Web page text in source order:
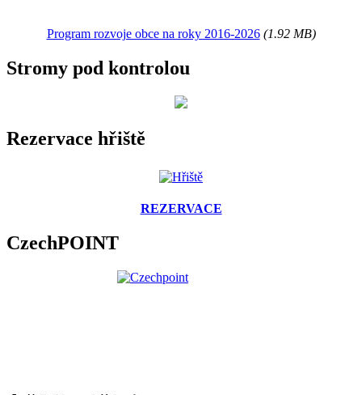
Program rozvoje obce na roky 2016-2026(1.92 MB)
Stromy pod kontrolou
Rezervace hřiště
REZERVACE
CzechPOINT